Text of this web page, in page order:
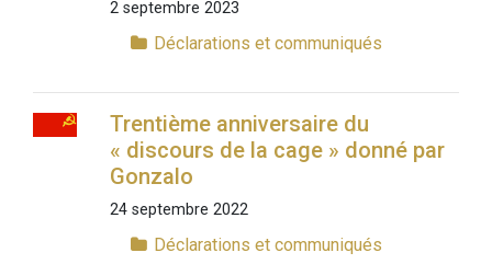
2 septembre 2023
Déclarations et communiqués
Trentième anniversaire du
« discours de la cage » donné par
Gonzalo
24 septembre 2022
Déclarations et communiqués